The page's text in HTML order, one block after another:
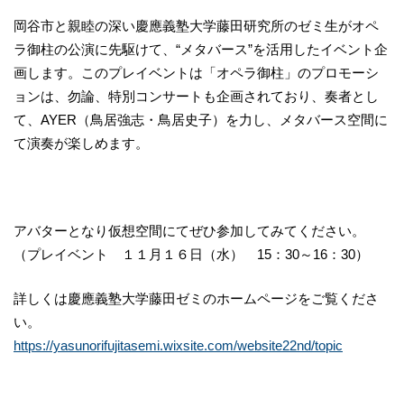
岡谷市と親睦の深い慶應義塾大学藤田研究所のゼミ生がオペ
ラ御柱の公演に先駆けて、“メタバース”を活用したイベント企
画します。このプレイベントは「オペラ御柱」のプロモーシ
ョンは、勿論、特別コンサートも企画されており、奏者とし
て、AYER（鳥居強志・鳥居史子）を力し、メタバース空間に
て演奏が楽しめます。
アバターとなり仮想空間にてぜひ参加してみてください。
（プレイベント １１月１６日（水） 15：30～16：30）
詳しくは慶應義塾大学藤田ゼミのホームページをご覧くださ
い。
https://yasunorifujitasemi.wixsite.com/website22nd/topic